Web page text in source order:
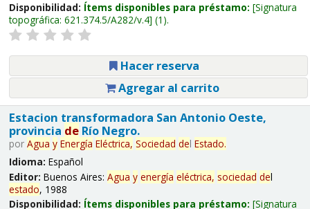
Disponibilidad: Ítems disponibles para préstamo: Signatura
topográfica: 621.374.5/A282/v.4 (1).
Hacer reserva
Agregar al carrito
Estacion transformadora San Antonio Oeste,
provincia deRío Negro.
por Agua y Energía Eléctrica, Sociedad del Estado.
Idioma: Español
Editor: Buenos Aires: Agua y energía eléctrica, sociedad del
estado, 1988
Disponibilidad: Ítems disponibles para préstamo: Signatura